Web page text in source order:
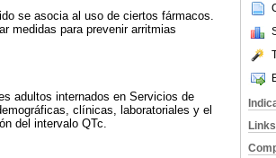
se asocia al uso de ciertos fármacos.
medidas para prevenir arritmias
adultos internados en Servicios de
clínicas, laboratoriales y el
del intervalo QTc.